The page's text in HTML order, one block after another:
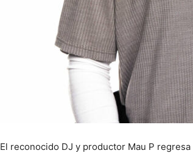
El reconocido DJ y productor Mau P